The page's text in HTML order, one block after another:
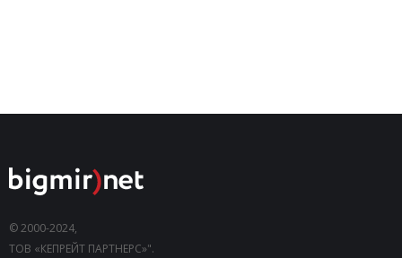
© 2000-2024,
ТОВ «КЕПРЕЙТ ПАРТНЕРС»".